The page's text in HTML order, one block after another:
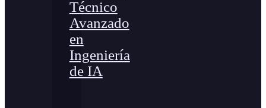
Técnico
Avanzado
en
Ingeniería
de IA